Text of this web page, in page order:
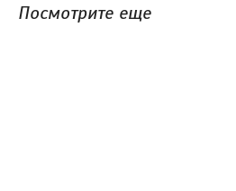
Посмотрите еще